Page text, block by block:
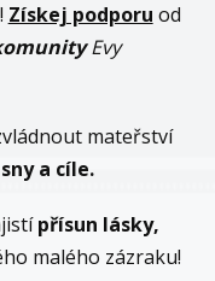
Získej podporu od
Evy
mateřství
a cíle.
přísun lásky,
malého zázraku!